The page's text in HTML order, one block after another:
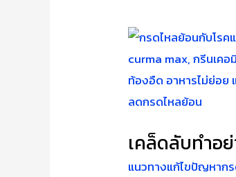
เคล็ดลับทำอ
แนวทางแก้ไขปัญหาก